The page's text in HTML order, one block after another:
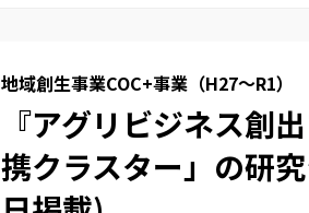
地域創生事業COC+事業（H27～R1）
『アグリビジネス創
携クラスター」の研